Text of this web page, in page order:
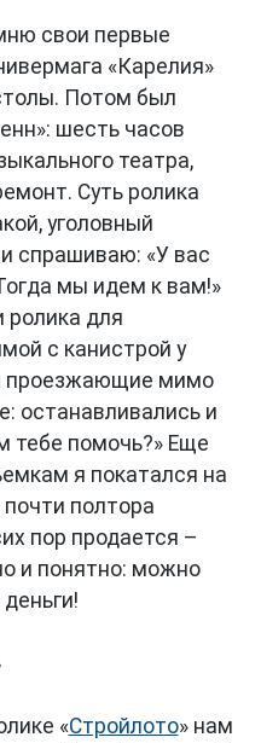
свои первые
«Карелия»
Потом был
шесть часов
театра,
Суть ролика
уголовный
спрашиваю: «У вас
мы идем к вам!»
для
с канистрой у
проезжающие мимо
останавливались и
тебе помочь?» Еще
я покатался на
полтора
пор продается –
и понятно: можно
«Стройлото» нам